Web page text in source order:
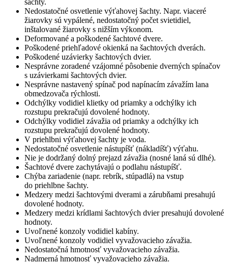
šachty.
Nedostatočné osvetlenie výťahovej šachty. Napr. viaceré
žiarovky sú vypálené, nedostatočný počet svietidiel,
inštalované žiarovky s nižším výkonom.
Deformované a poškodené šachtové dvere.
Poškodené priehľadové okienká na šachtových dverách.
Poškodené uzávierky šachtových dvier.
Nesprávne zoradené vzájomné pôsobenie dverných spínačov
s uzávierkami šachtových dvier.
Nesprávne nastavený spínač pod napínacím závažím lana
obmedzovača rýchlosti.
Odchýlky vodidiel klietky od priamky a odchýlky ich
rozstupu prekračujú dovolené hodnoty.
Odchýlky vodidiel závažia od priamky a odchýlky ich
rozstupu prekračujú dovolené hodnoty.
V priehlbni výťahovej šachty je voda.
Nedostatočné osvetlenie nástupíšť (nákladíšť) výťahu.
Nie je dodržaný dolný prejazd závažia (nosné laná sú dlhé).
Šachtové dvere zachytávajú o podlahu nástupíšť.
Chýba zariadenie (napr. rebrík, stúpadlá) na vstup
do priehlbne šachty.
Medzery medzi šachtovými dverami a zárubňami presahujú
dovolené hodnoty.
Medzery medzi krídlami šachtových dvier presahujú dovolené
hodnoty.
Uvoľnené konzoly vodidiel kabíny.
Uvoľnené konzoly vodidiel vyvažovacieho závažia.
Nedostatočná hmotnosť vyvažovacieho závažia.
Nadmerná hmotnosť vyvažovacieho závažia.